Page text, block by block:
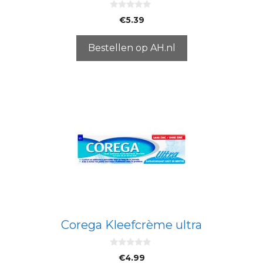
5
€5.39
Bestellen op AH.nl
Corega Kleefcrème ultra
€4.99